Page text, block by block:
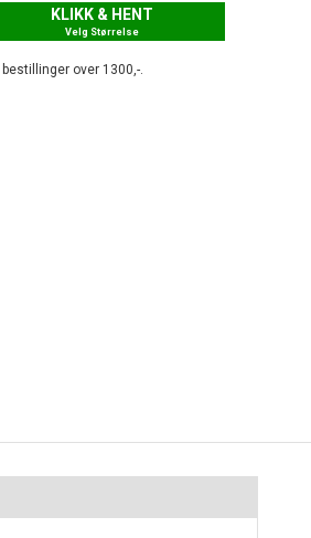
KLIKK & HENT
Velg Størrelse
over 1300,-.